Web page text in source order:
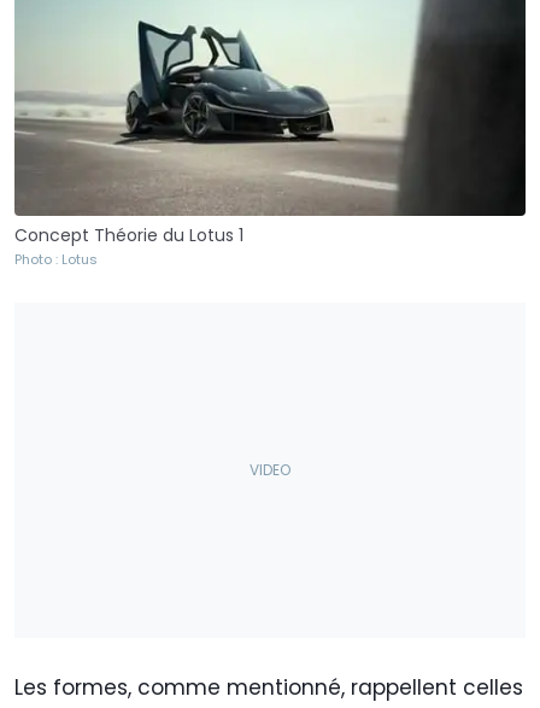
Concept Théorie du Lotus 1
Photo : Lotus
Les formes, comme mentionné, rappellent celles